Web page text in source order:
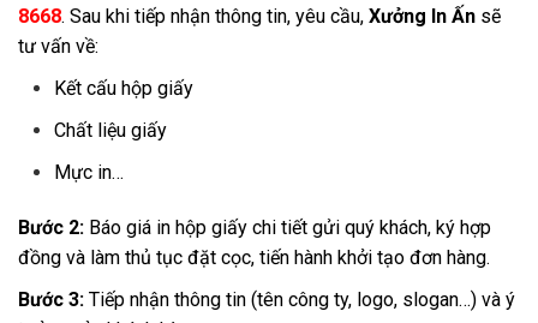
8668. Sau khi tiếp nhận thông tin, yêu cầu, Xưởng In Ấn sẽ
tư vấn về:
Kết cấu hộp giấy
Chất liệu giấy
Mực in…
Bước 2: Báo giá in hộp giấy chi tiết gửi quý khách, ký hợp
đồng và làm thủ tục đặt cọc, tiến hành khởi tạo đơn hàng.
Bước 3: Tiếp nhận thông tin (tên công ty, logo, slogan…) và ý